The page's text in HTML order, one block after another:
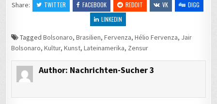
Share:
TWITTER FACEBOOK REDDIT VK
DIGG
LINKEDIN
TaggedBolsonaro,Brasilien,Fervenza,Hélio Fervenza, Jair
Bolsonaro,Kultur,Kunst,Lateinamerika, Zensur
Author: Nachrichten-Sucher 3